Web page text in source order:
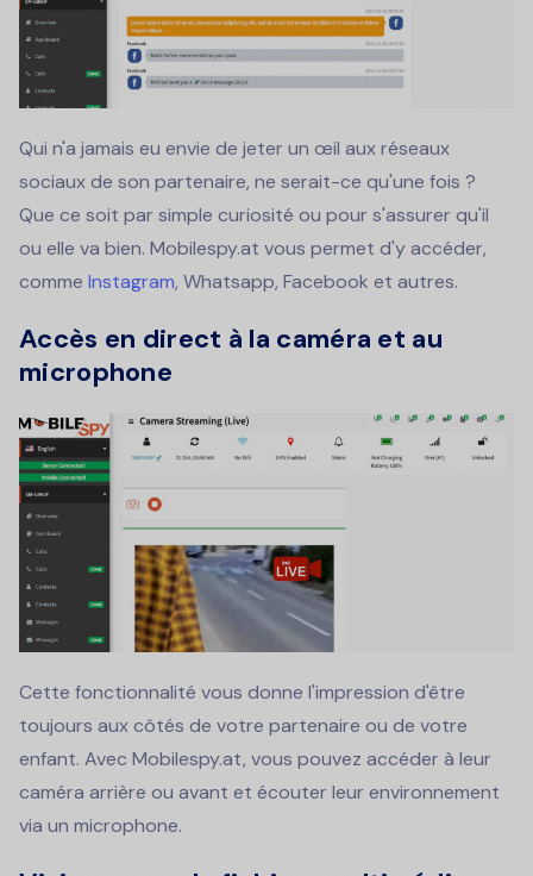
Qui n'a jamais eu envie de jeter un œil aux réseaux
sociaux de son partenaire, ne serait-ce qu'une fois ?
Que ce soit par simple curiosité ou pour s'assurer qu'il
ou elle va bien. Mobilespy.at vous permet d'y accéder,
comme Instagram, Whatsapp, Facebook et autres.
Accès en direct à la caméra et au
microphone
Cette fonctionnalité vous donne l'impression d'être
toujours aux côtés de votre partenaire ou de votre
enfant. Avec Mobilespy.at, vous pouvez accéder à leur
caméra arrière ou avant et écouter leur environnement
via un microphone.